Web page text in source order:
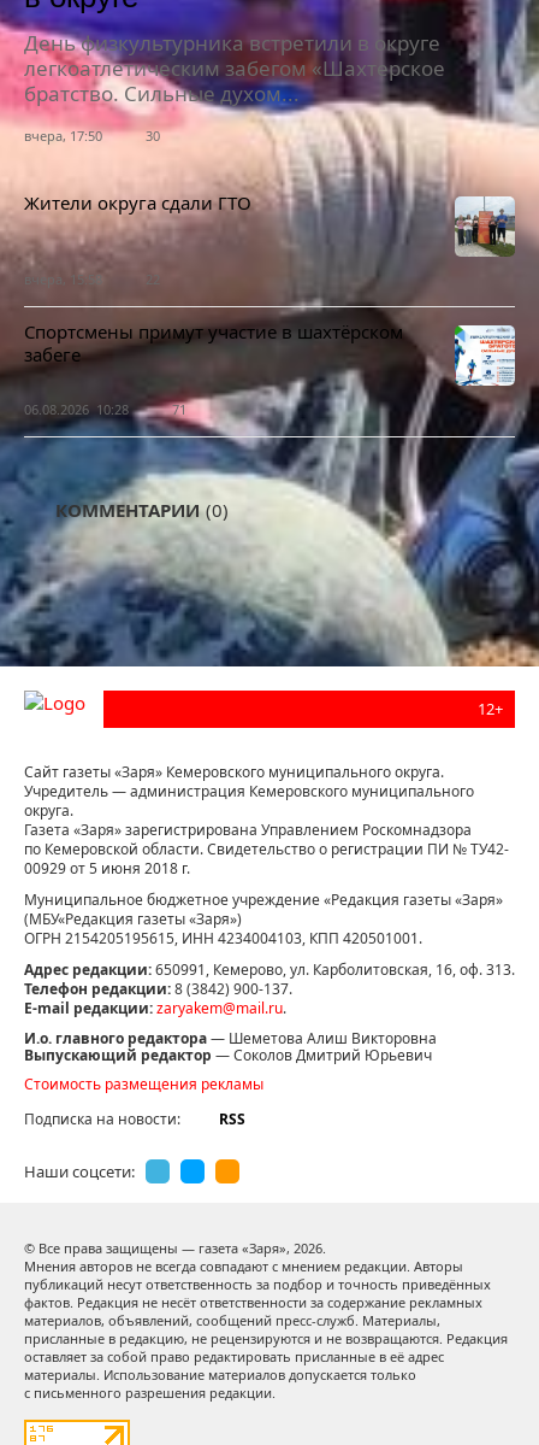
День физкультурника встретили в округе
легкоатлетическим забегом «Шахтерское
братство. Сильные духом...
вчера, 17:50 30
Жители округа сдали ГТО
вчера, 15:58
Спортсмены примут участие в шахтёрском
забеге
06.08.2026 10:28 71
КОММЕНТАРИИ (0)
12+
Сайт газеты «Заря» Кемеровского муниципального округа.
Учредитель — администрация Кемеровского муниципального
округа.
Газета «Заря» зарегистрирована Управлением Роскомнадзора
по Кемеровской области. Свидетельство о регистрации ПИ № ТУ42-
00929 от 5 июня 2018 г.
Муниципальное бюджетное учреждение «Редакция газеты «Заря»
(МБУ«Редакция газеты «Заря»)
ОГРН 2154205195615, ИНН 4234004103, КПП 420501001.
Адрес редакции:650991, Кемерово, ул. Карболитовская, 16, оф. 313.
Телефон редакции:8 (3842) 900-137.
E-mail редакции:zaryakem@mail.ru.
И.о. главного редактора— Шеметова Алиш Викторовна
Выпускающий редактор — Соколов Дмитрий Юрьевич
Стоимость размещения рекламы
Подписка на новости:
RSS
Наши соцсети:
© Все права защищены — газета «Заря», 2026.
Мнения авторов не всегда совпадают с мнением редакции. Авторы
публикаций несут ответственность за подбор и точность приведённых
фактов. Редакция не несёт ответственности за содержание рекламных
материалов, объявлений, сообщений пресс-служб. Материалы,
присланные в редакцию, не рецензируются и не возвращаются. Редакция
оставляет за собой право редактировать присланные в её адрес
материалы. Использование материалов допускается только
с письменного разрешения редакции.